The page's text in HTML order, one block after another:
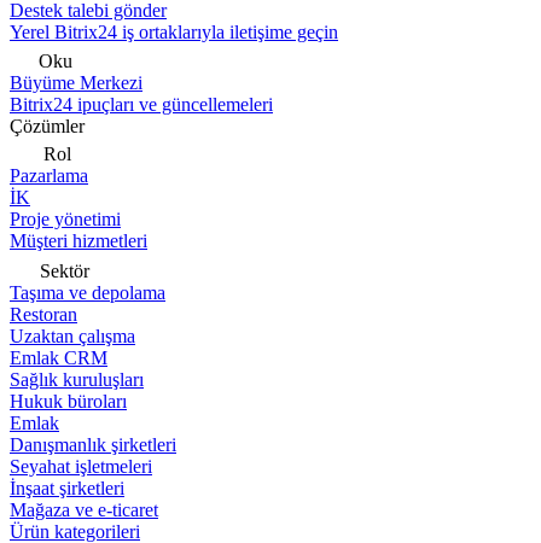
Destek talebi gönder
Yerel Bitrix24 iş ortaklarıyla iletişime geçin
Oku
Büyüme Merkezi
Bitrix24 ipuçları ve güncellemeleri
Çözümler
Rol
Pazarlama
İK
Proje yönetimi
Müşteri hizmetleri
Sektör
Taşıma ve depolama
Restoran
Uzaktan çalışma
Emlak CRM
Sağlık kuruluşları
Hukuk büroları
Emlak
Danışmanlık şirketleri
Seyahat işletmeleri
İnşaat şirketleri
Mağaza ve e-ticaret
Ürün kategorileri